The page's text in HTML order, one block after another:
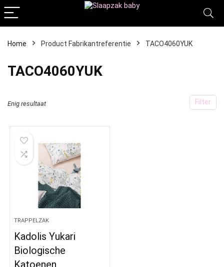
Home Product Fabrikantreferentie ‎TACO4060YUK
‎TACO4060YUK
Filter
Enig resultaat
TRAPPELZAK
Kadolis Yukari
Biologische
Katoenen